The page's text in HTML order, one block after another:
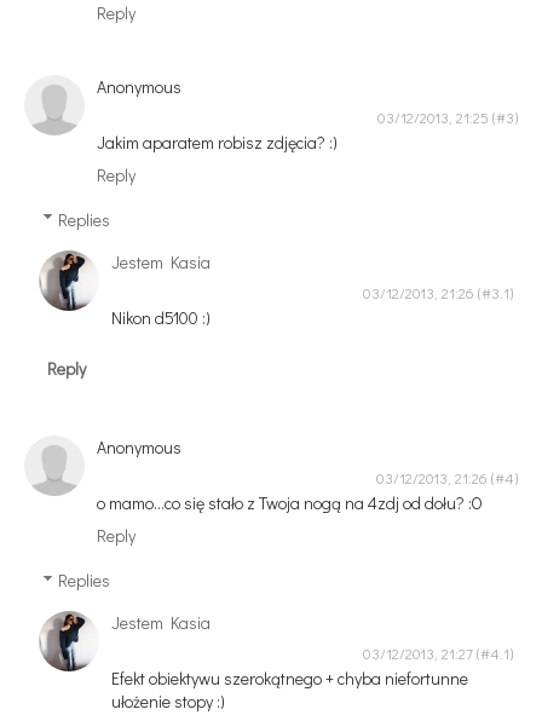
Reply
Anonymous
03/12/2013, 21:25
Jakim aparatem robisz zdjęcia? :)
Reply
Replies
Jestem Kasia
03/12/2013, 21:26
Nikon d5100 :)
Reply
Anonymous
03/12/2013, 21:26
o mamo...co się stało z Twoja nogą na 4zdj od dołu? :O
Reply
Replies
Jestem Kasia
03/12/2013, 21:27
Efekt obiektywu szerokątnego + chyba niefortunne
ułożenie stopy :)